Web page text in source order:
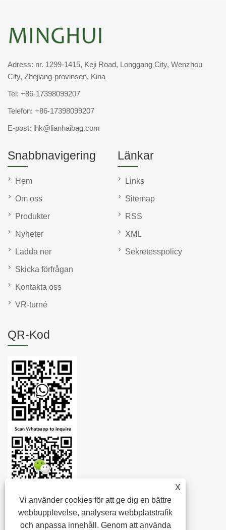
X
Vi använder cookies för att ge dig en bättre
webbupplevelse, analysera webbplatstrafik
och anpassa innehåll. Genom att använda
Adress: nr. 1299-1415, Keji Road, Longgang City, Wenzhou
City, Zhejiang-provinsen, Kina
Tel: +86-17398099207
Telefon: +86-17398099207
E-post: lhk@lianhaibag.com
Snabbnavigering
Hem
Om oss
Produkter
Nyheter
Ladda ner
Skicka förfrågan
Kontakta oss
VR-turné
Länkar
Links
Sitemap
RSS
XML
Sekretesspolicy
QR-Kod